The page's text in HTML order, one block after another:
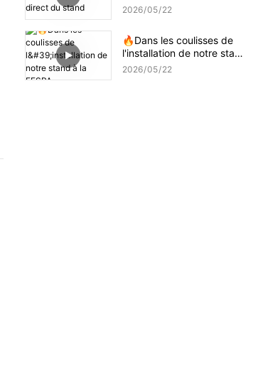
2026 05 22
🔥Dans les coulisses de
l'installation de notre stand
à la FESPA
2026 05 22